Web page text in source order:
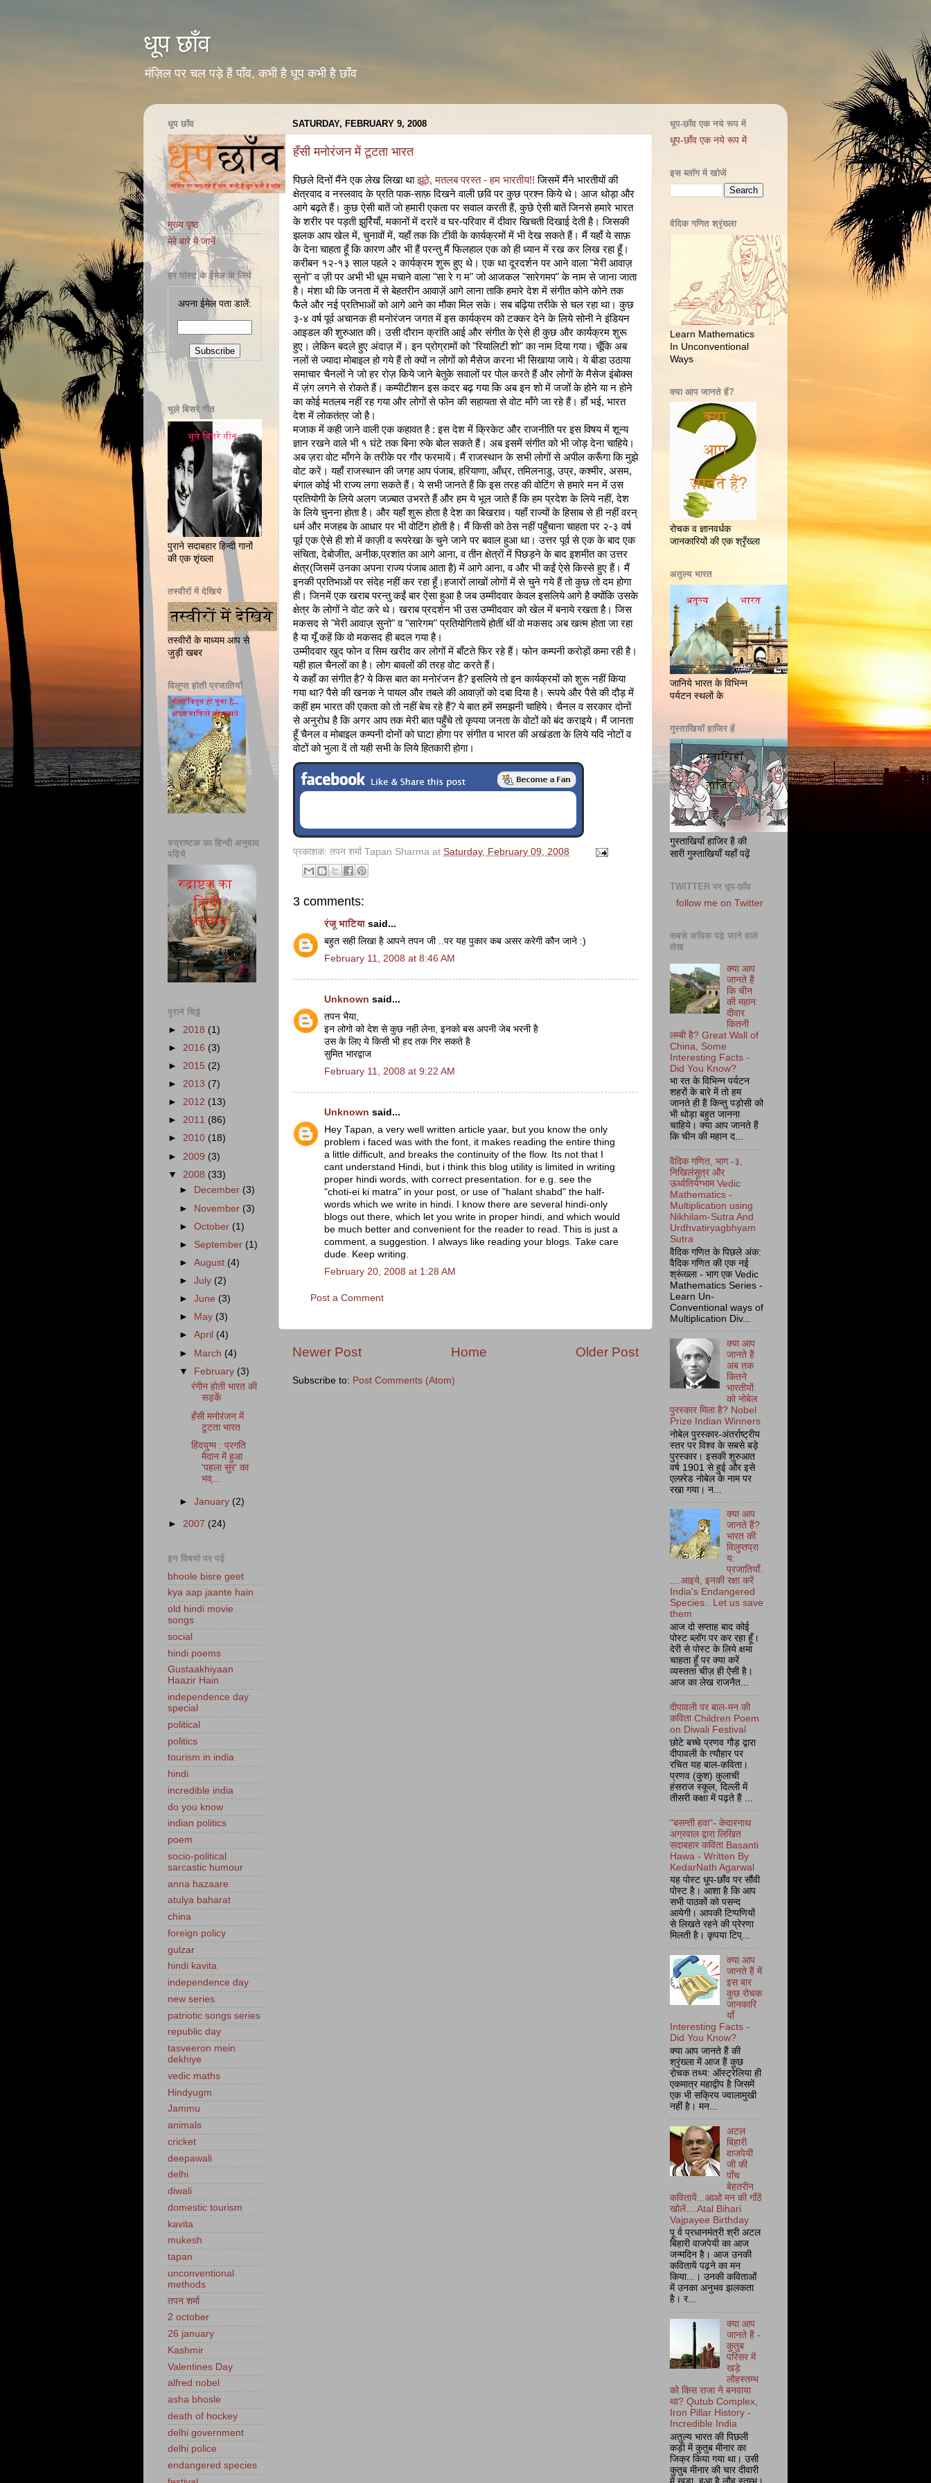
धूप छाँव
मंज़िल पर चल पड़े हैं पाँव, कभी है धूप कभी है छाँव
SATURDAY, FEBRUARY 9, 2008
हँसी मनोरंजन में टूटता भारत
पिछले दिनों मैंने एक लेख लिखा थाझूठे, मतलब परस्त - हम भारतीय!! जिसमें मैंने भारतीयों की
क्षेत्रवाद व नस्लवाद के प्रति पाक-साफ़ दिखने वाली छवि पर कुछ प्रश्न किये थे। आज थोड़ा और
आगे बढ़ते हैं। कुछ ऐसी बातें जो हमारी एकता पर सवाल करती हैं, कुछे ऐसी बातें जिनसे हमारे भारत
के शरीर पर पड़ती झुर्रियाँ, मकानों में दरारें व घर-परिवार में दीवार खिचती दिखाई देती है। जिसकी
झलक आप खेल में, चुनावों में, यहाँ तक कि टीवी के कार्यक्रमों में भी देख सकते हैं। मैं यहाँ ये साफ़
के देना चाहता हूँ कि कारण और भी हैं परन्तु मैं फिलहाल एक को ही ध्यान में रख कर लिख रहा हूँ।
करीबन १२-१३ साल पहले २ कार्यक्रम शुरू हुए थे। एक था दूरदर्शन पर आने वाला "मेरी आवाज़
सुनो" व ज़ी पर अभी भी धूम मचाने वाला "सा रे ग म" जो आजकल "सारेगमप" के नाम से जाना जाता
है। मंशा थी कि जनता में से बेहतरीन आवाज़ें आगे लाना ताकि हमारे देश में संगीत कोने कोने तक
फैले और नई प्रतिभाओं को आगे आने का मौका मिल सके। सब बढ़िया तरीके से चल रहा था। कुछ
३-४ वर्ष पूर्व अचानक ही मनोरंजन जगत में इस कार्यक्रम को टक्कर देने के लिये सोनी ने इंडियन
आइडल की शुरुआत की। उसी दौरान क्रांति आई और संगीत के ऐसे ही कुछ और कार्यक्रम शुरू
हुए। लेकिन बदले हुए अंदाज़ में। इन प्रोग्रामों को "रियालिटी शो" का नाम दिया गया। चूँकि अब
नलों से ज्यादा मोबाइल हो गये हैं तो क्यों न लोगों को मैसेज करना भी सिखाया जाये। ये बीडा उठाया
समाचार चैनलों ने जो हर रोज़ किये जाने बेतुके सवालों पर पोल करते हैं और लोगों के मैसेज इंबोक्स
में ज़ंग लगने से रोकते हैं। कम्पीटीशन इस कदर बढ़ गया कि अब इन शो में जजों के होने या न होने
का कोई मतलब नहीं रह गया और लोगों से फोन की सहायता से वोट माँगे जा रहे हैं। हाँ भई, भारत
देश में लोकतंत्र जो है।
मजाक में कही जाने वाली एक कहावत है : इस देश में क्रिकेट और राजनीति पर इस विषय में शून्य
ज्ञान रखने वाले भी १ घंटे तक बिना रुके बोल सकते हैं। अब इसमें संगीत को भी जोड़ देना चाहिये।
अब ज़रा वोट माँगने के तरीके पर गौर फरमायें। मैं राजस्थान के सभी लोगों से अपील करूँगा कि मुझे
वोट करें। यहाँ राजस्थान की जगह आप पंजाब, हरियाणा, आँध्र, तमिलनाडु, उप्र, कश्मीर, असम,
बंगाल कोई भी राज्य लगा सकते हैं। ये सभी जानते हैं कि इस तरह की वोटिंग से हमारे मन में उस
प्रतियोगी के लिये अलग जज़्बात उभरते हैं और हम ये भूल जाते हैं कि हम प्रदेश के लिये नहीं, देश
के लिये चुनना होता है। और यहाँ शुरू होता है देश का बिखराव। यहाँ राज्यों के हिसाब से ही नहीं वरन्
धर्म और मजहब के आधार पर भी वोटिंग होती है। मैं किसी को ठेस नहीं पहुँचाना चाहता पर २-३ वर्ष
पूर्व एक ऐसे ही शो में काज़ी व रूपरेखा के चुने जाने पर बवाल हुआ था। उत्तर पूर्व से एक के बाद एक
संचिता, देबोजीत, अनीक,प्रशांत का आगे आना, व तीन क्षेत्रों में पिछड़ने के बाद इशमीत का उत्तर
क्षेत्र(जिसमें उनका अपना राज्य पंजाब आता है) में आगे आना, व और भी कईं ऐसे किस्से हुए हैं। मैं
इनकी प्रतिभाओं पर संदेह नहीं कर रहा हूँ।हजारों लाखों लोगों में से चुने गये हैं तो कुछ तो दम होगा
ही। जिनमें एक खराब परन्तु कईं बार ऐसा हुआ है जब उम्मीदवार केवल इसलिये आगे है क्योंकि उसके
क्षेत्र के लोगों ने वोट करे थे। खराब प्रदर्शन भी उस उम्मीदवार को खेल में बनाये रखता है। जिस
मकसद से "मेरी आवाज़ सुनो" व "सारेगम" प्रतियोगितायें होतीं थीं वो मकसद अब खत्म होता जा रहा
है या यूँ कहें कि वो मकसद ही बदल गया है।
उम्मीदवार खुद फोन व सिम खरीद कर लोगों में बाँटते फिर रहे हैं। फोन कम्पनी करोड़ों कमा रही है।
यही हाल चैनलों का है। लोग बावलों की तरह वोट करते हैं।
ये कहाँ का संगीत है? ये किस बात का मनोरंजन है? इसलिये तो इन कार्यक्रमों को शुरू नहीं किया
गया था? पैसे की खनक ने पायल और तबले की आवाज़ों को दबा दिया है। रूपये और पैसे की दौड़ में
कहीं हम भारत की एकता को तो नहीं बेच रहे हैं? ये बात हमें समझनी चाहिये। चैनल व सरकार दोनों
से अनुरोध है कि अगर आप तक मेरी बात पहुँचे तो कृपया जनता के वोटों को बंद कराइये। मैं जानता
हूँ चैनल व मोबाइल कम्पनी दोनों को घाटा होगा पर संगीत व भारत की अखंडता के लिये यदि नोटों व
वोटों को भुला दें तो यही सभी के लिये हितकारी होगा।
प्रकाशक: तपन शर्मा Tapan Sharma at Saturday, February 09, 2008
3 comments:
रंजू भाटिया said...
बहुत सही लिखा है आपने तपन जी ..पर यह पुकार कब असर करेगी कौन जाने :)
February 11, 2008 at 8:46 AM
Unknown said...
तपन भैया,
इन लोगो को देश से कुछ नही लेना, इनको बस अपनी जेब भरनी है
उस के लिए ये किसी भी हद तक गिर सकते है
सुमित भारद्वाज
February 11, 2008 at 9:22 AM
Unknown said...
Hey Tapan, a very well written article yaar, but you know the only
problem i faced was with the font, it makes reading the entire thing
a little difficult, and breaks the continuity of the flow. Its not that I
cant understand Hindi, but i think this blog utility is limited in writing
proper hindi words, with correct presentation. for e.g. see the
"choti-ei ki matra" in your post, or use of "halant shabd" the half-
words which we write in hindi. I know there are several hindi-only
blogs out there, which let you write in proper hindi, and which would
be much better and convenient for the reader to read. This is just a
comment, a suggestion. I always like reading your blogs. Take care
dude. Keep writing.
February 20, 2008 at 1:28 AM
Post a Comment
Newer Post Older Post
Home
Subscribe to: Post Comments (Atom)
धूप छाँव
मुख्य पृष्ठ
मेरे बारे में जानें
हर पोस्ट के ईमेल के लिये
अपना ईमेल पता डालें:
भूले बिसरे गीत
पुराने सदाबहार हिन्दी गानों
की एक शृंख्ला
तस्वीरों में देखिये
तस्वीरों के माध्यम आप से
जुड़ी खबर
विलुप्त होती प्रजातियाँ
रुद्राष्टक का हिन्दी अनुवाद
पढ़िये
पुराने चिठ्ठे
► 2018 (1)
► 2016 (3)
► 2015 (2)
► 2013 (7)
► 2012 (13)
► 2011 (86)
► 2010 (18)
► 2009 (3)
▼ 2008 (33)
►
December (3)
► November (3)
►October (1)
► September (1)
►August (4)
►July (2)
►June (3)
►
May (3)
►April (4)
► March (4)
▼ February (3)
रंगीन होती भारत की
सड़कें
हँसी मनोरंजन में
टूटता भारत
हिंदयुग्म : प्रगति
मैदान में हुआ
'पहला सुर' का
भव्...
►January (2)
► 2007 (24)
इन विषयों पर पढ़ें
bhoole bisre geet
kya aap jaante hain
old hindi movie
songs
social
hindi poems
Gustaakhiyaan
Haazir Hain
independence day
special
political
politics
tourism in india
hindi
incredible india
do you know
indian politics
poem
socio-political
sarcastic humour
anna hazaare
atulya baharat
china
foreign policy
gulzar
hindi kavita
independence day
new series
patriotic songs series
republic day
tasveeron mein
dekhiye
vedic maths
Hindyugm
Jammu
animals
cricket
deepawali
delhi
diwali
domestic tourism
kavita
mukesh
tapan
unconventional
methods
तपन शर्मा
2 october
26 january
Kashmir
Valentines Day
alfred nobel
asha bhosle
death of hockey
delhi government
delhi police
endangered species
धूप-छाँव एक नये रूप में
धूप-छाँव एक नये रूप में
इस ब्लॉग में खोजें
वैदिक गणित श्रृंख्ला
Learn Mathematics
In Unconventional
Ways
क्या आप जानते हैं?
रोचक व ज्ञानवर्धक
जानकारियों की एक श्रृँख्ला
अतुल्य भारत
जानिये भारत के विभिन्न
पर्यटन स्थलों के
गुस्ताखियाँ हाजिर हैं
गुस्ताखियाँ हाजिर हैं की
सारी गुस्ताखियाँ यहाँ पढ़ें
TWITTER पर धूप-छाँव
follow me on Twitter
सबसे अधिक पढ़े जाने वाले
लेख
क्या आप
जानते हैं
कि चीन
की महान
दीवार
कितनी
लम्बी है? Great Wall of
China, Some
Interesting Facts -
Did You Know?
भा रत के विभिन्न पर्यटन
शहरों के बारे में तो हम
जानते ही हैं किन्तु पड़ोसी को
भी थोड़ा बहुत जानना
चाहिये। क्या आप जानते हैं
कि चीन की महान द...
वैदिक गणित, भाग -३,
निखिलंसूत्र और
ऊर्ध्वतिर्यग्भाम Vedic
Mathematics -
Multiplication using
Nikhilam-Sutra And
Urdhvatiryagbhyam
Sutra
वैदिक गणित के पिछले अंक:
वैदिक गणित की एक नई
श्रूंख्ला - भाग एक Vedic
Mathematics Series -
Learn Un-
Conventional ways of
Multiplication Div...
क्या आप
जानते हैं
अब तक
कितने
भारतीयों
को नोबेल
पुरस्कार मिला है? Nobel
Prize Indian Winners
नोबेल पुरस्कार-अंतर्राष्ट्रीय
स्तर पर विश्व के सबसे बड़े
पुरस्कार। इसकी शुरुआत
वर्ष 1901 से हुई और इसे
एल्फ़्रेड नोबेल के नाम पर
रखा गया। न...
क्या आप
जानते हैं?
भारत की
विलुप्तप्रा
य:
प्रजातियाँ.
....आइये, इनकी रक्षा करें
India's Endangered
Species.. Let us save
them
आज दो सप्ताह बाद कोई
पोस्ट ब्लॉग पर कर रहा हूँ।
देरी से पोस्ट के लिये क्षमा
चाहता हूँ पर क्या करें
व्यस्तता चीज़ ही ऐसी है।
आज का लेख राजनैत...
दीपावली पर बाल-मन की
कविता Children Poem
on Diwali Festival
छोटे बच्चे प्रणव गौड़ द्वारा
दीपावली के त्यौहार पर
रचित यह बाल-कविता।
प्रणव (कुश) कुलाची
हंसराज स्कूल, दिल्ली में
तीसरी कक्षा में पढ़ते हैं ...
"बसन्ती हवा"- केदारनाथ
अग्रवाल द्वारा लिखित
सदाबहार कविता Basanti
Hawa - Written By
KedarNath Agarwal
यह पोस्ट धूप-छाँव पर सौंवी
पोस्ट है। आशा है कि आप
सभी पाठकों को पसन्द
आयेगी। आपकी टिप्पणियों
से लिखते रहने की प्रेरणा
मिलती है। कृपया टिप्...
क्या आप
जानते हैं में
इस बार
कुछ रोचक
जानकारि
याँ
Interesting Facts -
Did You Know?
क्या आप जानते हैं की
श्रृंख्ला में आज हैं कुछ
रो़चक तथ्य: ऑस्ट्रेलिया ही
एकमात्र महाद्वीप है जिसमें
एक भी सक्रिय ज्वालामुखी
नहीं है। मन...
अटल
बिहारी
वाजपेयी
जी की
पाँच
बेहतरीन
कवितायें...आओ मन की गाँठें
खोलें....Atal Bihari
Vajpayee Birthday
पू र्व प्रधानमंत्री श्री अटल
बिहारी वाजपेयी का आज
जन्मदिन है। आज उनकी
कवितायें पढ़ने का मन
किया...। उनकी कविताओं
में उनका अनुभव झलकता
है। र...
क्या आप
जानते हैं -
कुतुब
परिसर में
खड़े
लौहस्तम्भ
को किस राजा ने बनवाया
था? Qutub Complex,
Iron Pillar History -
Incredible India
अतुल्य भारत की पिछली
कड़ी में कुतुब मीनार का
जिक्र किया गया था। उसी
कुतुब मीनार की चार दीवारी